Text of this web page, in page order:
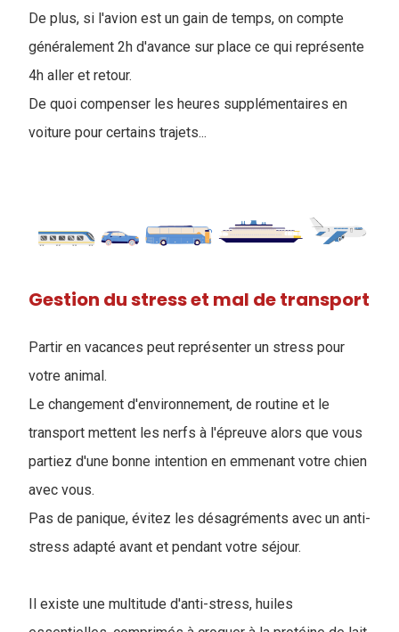
De plus, si l'avion est un gain de temps, on compte
généralement 2h d'avance sur place ce qui représente
4h aller et retour.
De quoi compenser les heures supplémentaires en
voiture pour certains trajets...
Gestion du stress et mal de transport
Partir en vacances peut représenter un stress pour
votre animal.
Le changement d'environnement, de routine et le
transport mettent les nerfs à l'épreuve alors que vous
partiez d'une bonne intention en emmenant votre chien
avec vous.
Pas de panique, évitez les désagréments avec un anti-
stress adapté avant et pendant votre séjour.
Il existe une multitude d'anti-stress, huiles